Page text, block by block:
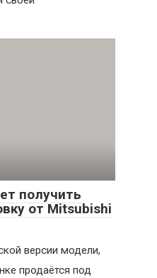
получить
от Mitsubishi
версии модели,
продаётся под